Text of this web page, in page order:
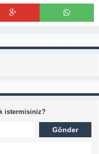
istermisiniz?